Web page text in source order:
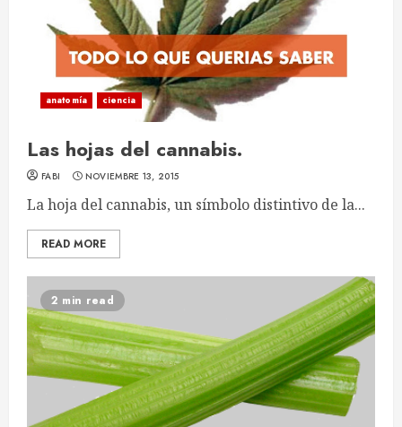
anatomía ciencia
Las hojas del cannabis.
FABI NOVIEMBRE 13, 2015
La hoja del cannabis, un símbolo distintivo de la...
READ MORE
2 min read